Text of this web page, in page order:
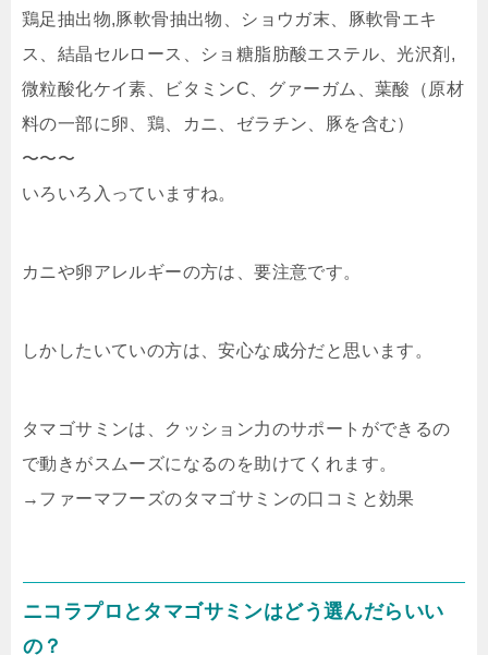
鶏足抽出物,豚軟骨抽出物、ショウガ末、豚軟骨エキ
ス、結晶セルロース、ショ糖脂肪酸エステル、光沢剤,
微粒酸化ケイ素、ビタミンC、グァーガム、葉酸（原材
料の一部に卵、鶏、カニ、ゼラチン、豚を含む）
〜〜〜
いろいろ入っていますね。
カニや卵アレルギーの方は、要注意です。
しかしたいていの方は、安心な成分だと思います。
タマゴサミンは、クッション力のサポートができるの
で動きがスムーズになるのを助けてくれます。
→ファーマフーズのタマゴサミンの口コミと効果
ニコラプロとタマゴサミンはどう選んだらいい
の？